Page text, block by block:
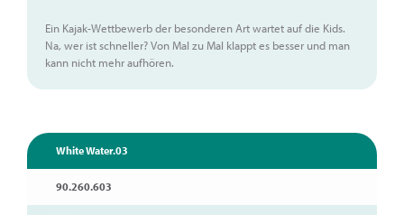
Ein Kajak-Wettbewerb der besonderen Art wartet auf die Kids.
Na, wer ist schneller? Von Mal zu Mal klappt es besser und man
kann nicht mehr aufhören.
White Water.03
90.260.603